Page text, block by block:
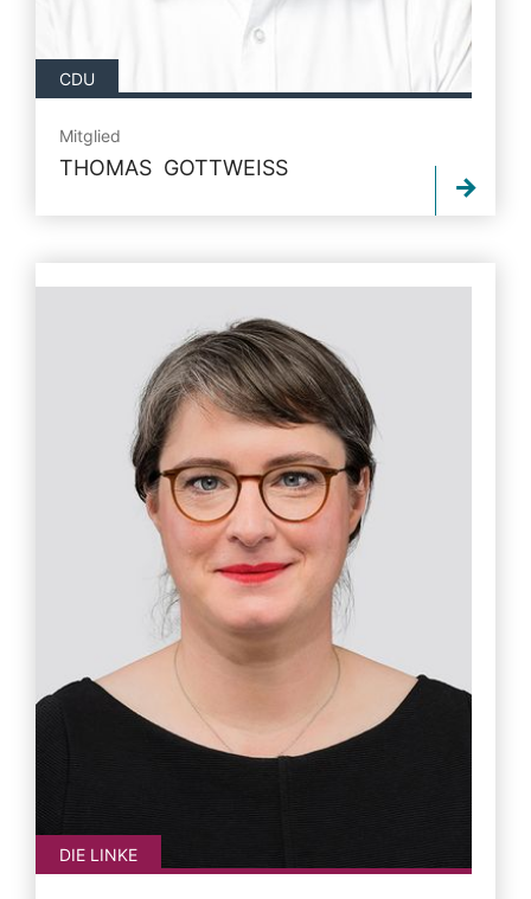
CDU
Mitglied
THOMAS GOTTWEISS
DIE LINKE